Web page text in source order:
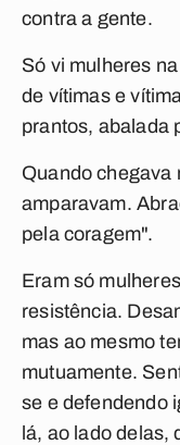
contra a gente.
Só vi mulheres
de vítimas e
prantos, abalada
Quando chegava
amparavam.
pela coragem".
Eram só
resistência.
mas ao mesmo
mutuamente.
se e defendendo
lá, ao lado delas,